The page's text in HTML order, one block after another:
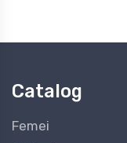
Catalog
Femei